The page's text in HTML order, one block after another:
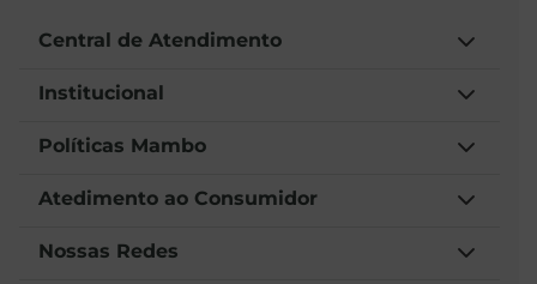
Central de Atendimento
Institucional
Políticas Mambo
Atedimento ao Consumidor
Nossas Redes